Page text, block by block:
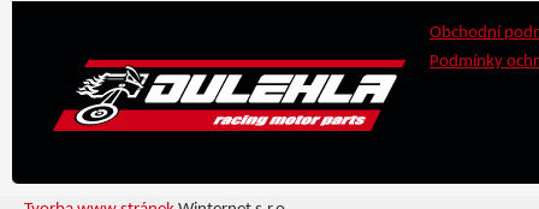
Obchodní
Podmínky